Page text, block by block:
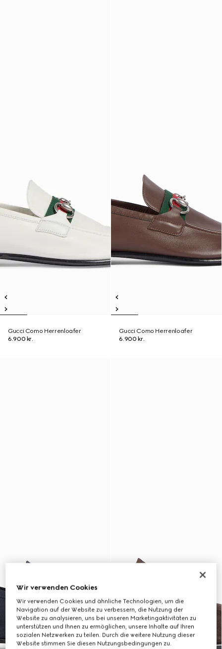
Gucci Como Herrenloafer
6.900 kr.
Gucci Como Herrenloafer
6.900 kr.
Wir verwenden Cookies
Wir verwenden Cookies und ähnliche Technologien, um die
Navigation auf der Website zu verbessern, die Nutzung der
Website zu analysieren, uns bei unseren Marketingaktivitäten zu
unterstützen und Ihnen zu ermöglichen, unsere Inhalte auf Ihren
sozialen Netzwerken zu teilen. Durch die weitere Nutzung dieser
Website stimmen Sie diesen Nutzungsbedingungen zu.